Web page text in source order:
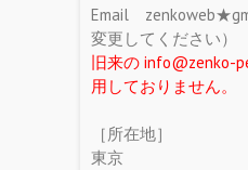
Email
変更してください）
旧来の info@zenko-
用しておりません。
［所在地］
東京